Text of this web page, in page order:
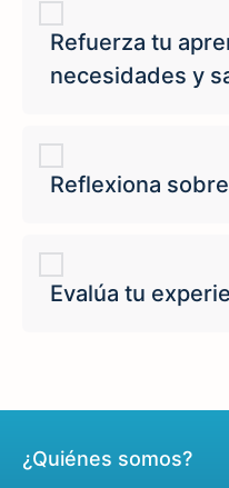
Refuerza tu
necesidades y
Reflexiona
Evalúa tu
¿Quiénes somos?